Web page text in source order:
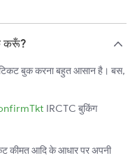
करूँ?
बुक करना बहुत आसान है। बस,
IRCTC बुकिंग
कीमत आदि के आधार पर अपनी